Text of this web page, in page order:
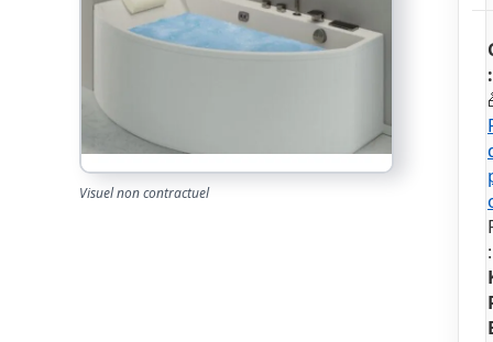
Visuel non contractuel
: